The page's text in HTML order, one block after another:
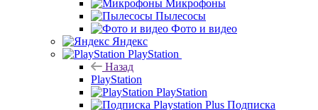
Микрофоны
Пылесосы
Фото и видео
Яндекс
PlayStation
Назад
PlayStation
PlayStation
Подписка